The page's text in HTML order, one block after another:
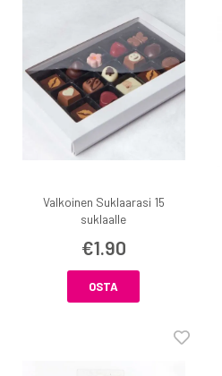
Valkoinen Suklaarasi 15
suklaalle
€1.90
OSTA